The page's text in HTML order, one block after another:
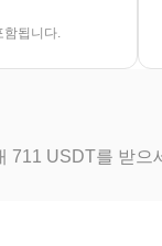
함됩니다.
711 USDT를 받으